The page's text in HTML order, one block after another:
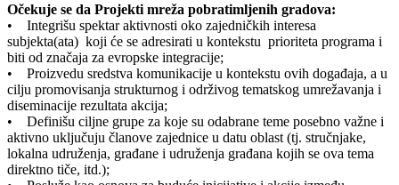
Očekuje se da Projekti mreža pobratimljenih gradova:
• Integrišu spektar aktivnosti oko zajedničkih interesa
subjekta(ata) koji će se adresirati u kontekstu prioriteta programa i
biti od značaja za evropske integracije;
• Proizvedu sredstva komunikacije u kontekstu ovih događaja, a u
cilju promovisanja strukturnog i održivog tematskog umrežavanja i
diseminacije rezultata akcija;
• Definišu ciljne grupe za koje su odabrane teme posebno važne i
aktivno uključuju članove zajednice u datu oblast (tj. stručnjake,
lokalna udruženja, građane i udruženja građana kojih se ova tema
direktno tiče, itd.);